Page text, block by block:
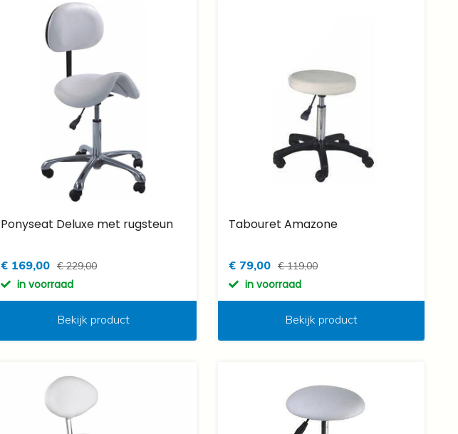
Ponyseat Deluxe met rugsteun
€ 169,00 € 229,00
in voorraad
Bekijk product
Tabouret Amazone
€ 79,00 € 119,00
in voorraad
Bekijk product